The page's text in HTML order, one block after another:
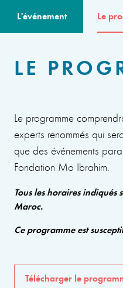
L'événement Le
LE
Le programme
experts renommés qui
que des événements
Fondation Mo Ibrahim.
Tous les horaires indiqués
Maroc.
Ce programme est
Télécharger le